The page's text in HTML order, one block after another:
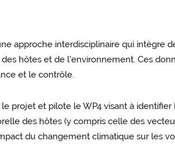
approche interdisciplinaire qui intègre
hôtes et de l'environnement. Ces
et le contrôle.
projet et pilote le WP4 visant à
des hôtes (y compris celle des
du changement climatique sur les